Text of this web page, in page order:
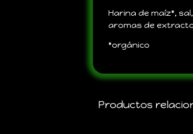
Harina de maíz*,
aromas de
*orgánico
Productos